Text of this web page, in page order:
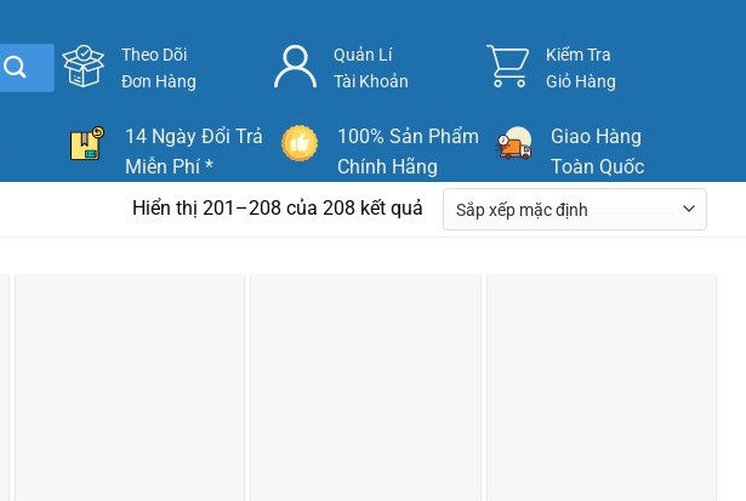
Theo Dõi
Đơn Hàng
Quản Lí
Tài Khoản
Kiểm Tra
Giỏ Hàng
14 Ngày Đổi Trả
Miễn Phí *
100% Sản Phẩm
Chính Hãng
Giao Hàng
Toàn Quốc
Hiển thị 201–208 của 208 kết quả